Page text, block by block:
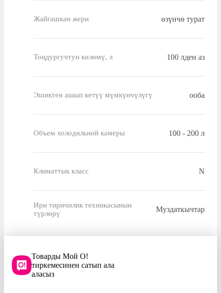
Жайгашкан жери өзүнчө турат
Тоңдургучтун көлөмү, л 100 лден аз
Эшиктен ашып кетүү мүмкүнчүлүгү ооба
Объем холодильной камеры 100 - 200 л
Климаттык класс N
Ири тиричилик техникасынын
түрлөрү
Муздаткычтар
Товарды Мой О!
тиркемесинен сатып ала
аласыз